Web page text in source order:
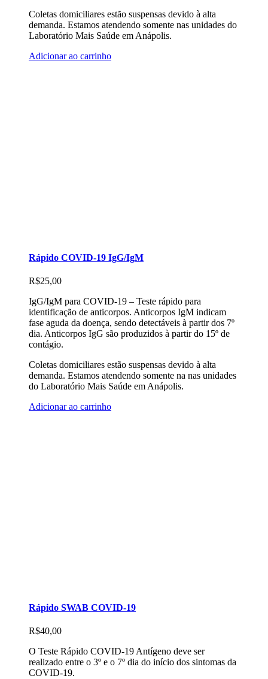
Coletas domiciliares estão suspensas devido à alta
demanda. Estamos atendendo somente nas unidades do
Laboratório Mais Saúde em Anápolis.
Adicionar ao carrinho
Rápido COVID-19 IgG/IgM
R$25,00
IgG/IgM para COVID-19 – Teste rápido para
identificação de anticorpos. Anticorpos IgM indicam
fase aguda da doença, sendo detectáveis à partir dos 7º
dia. Anticorpos IgG são produzidos à partir do 15º de
contágio.
Coletas domiciliares estão suspensas devido à alta
demanda. Estamos atendendo somente na nas unidades
do Laboratório Mais Saúde em Anápolis.
Adicionar ao carrinho
Rápido SWAB COVID-19
R$40,00
O Teste Rápido COVID-19 Antígeno deve ser
realizado entre o 3º e o 7º dia do início dos sintomas da
COVID-19.